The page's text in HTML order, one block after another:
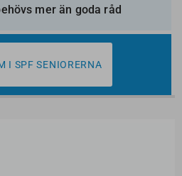
mer än goda råd
I SPF SENIORERNA